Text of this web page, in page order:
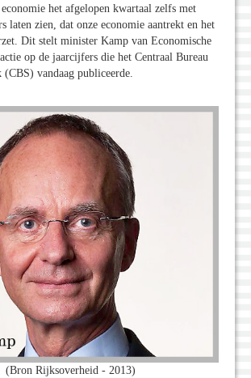
het afgelopen kwartaal zelfs met
laten zien, dat onze economie aantrekt en het
Dit stelt minister Kamp van Economische
op de jaarcijfers die het Centraal Bureau
vandaag publiceerde.
(Bron Rijksoverheid - 2013)